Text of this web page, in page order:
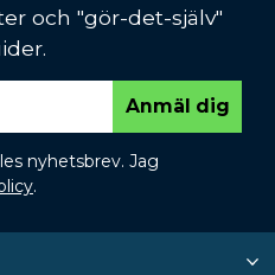
och "gör-det-själv"
Anmäl dig
nyhetsbrev. Jag
.